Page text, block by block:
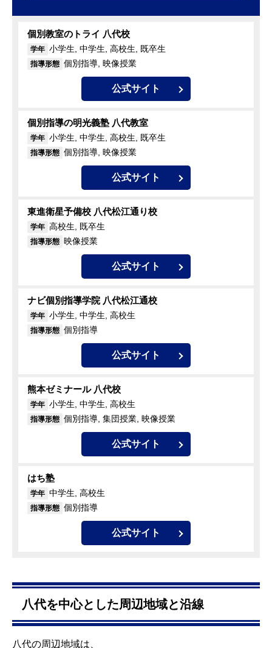
個別教室のトライ 八代校
学年 小学生, 中学生, 高校生, 既卒生
指導形態 個別指導, 映像授業
公式サイト
個別指導の明光義塾 八代教室
学年 小学生, 中学生, 高校生, 既卒生
指導形態 個別指導, 映像授業
公式サイト
東進衛星予備校 八代松江通り校
学年 高校生, 既卒生
指導形態 映像授業
公式サイト
ナビ個別指導学院 八代松江通校
学年 小学生, 中学生, 高校生
指導形態 個別指導
公式サイト
熊本ゼミナール 八代校
学年 小学生, 中学生, 高校生
指導形態 個別指導, 集団授業, 映像授業
公式サイト
はち塾
学年 中学生, 高校生
指導形態 個別指導
公式サイト
八代を中心とした周辺地域と沿線
八代の周辺地域は、